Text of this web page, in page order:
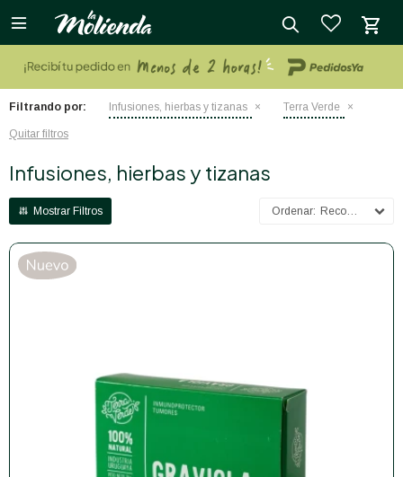

Filtrando por: Infusiones, hierbas y tizanas Terra Verde
Quitar filtros
Infusiones, hierbas y tizanas
Recomendados